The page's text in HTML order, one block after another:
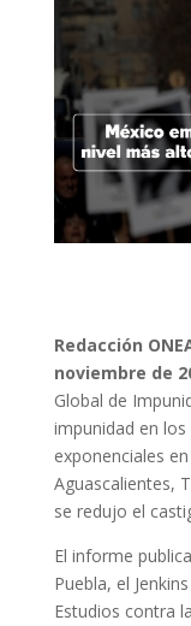
Redacción
noviembre de
Global de
impunidad en
exponenciales
Aguascalientes,
se redujo el
El informe
Puebla, el
Estudios contra